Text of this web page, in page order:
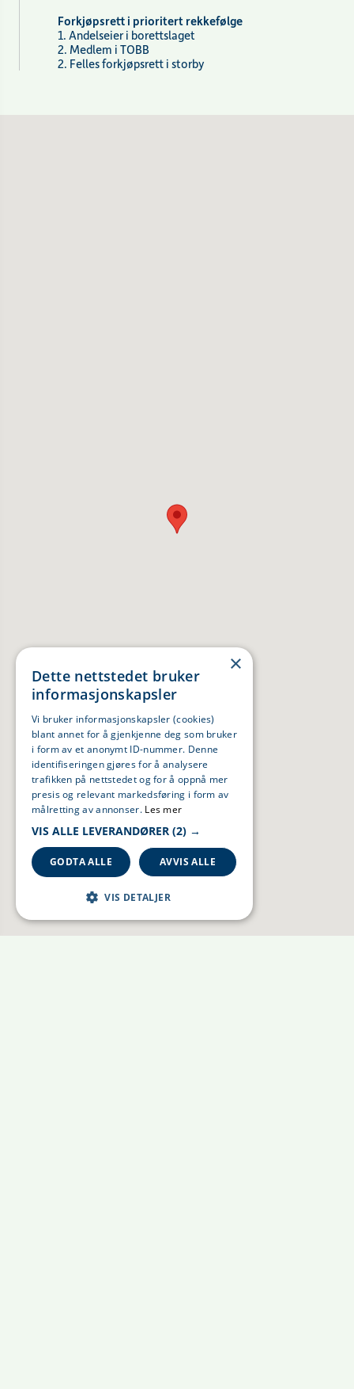
Forkjøpsrett i prioritert rekkefølge
1. Andelseier i borettslaget
2. Medlem i TOBB
2. Felles forkjøpsrett i storby
×
Dette nettstedet bruker
informasjonskapsler
Vi bruker informasjonskapsler (cookies)
blant annet for å gjenkjenne deg som bruker
i form av et anonymt ID-nummer. Denne
identifiseringen gjøres for å analysere
trafikken på nettstedet og for å oppnå mer
presis og relevant markedsføring i form av
målretting av annonser. Les mer
VIS ALLE LEVERANDØRER (2) →
GODTA ALLE AVVIS ALLE
VIS DETALJER